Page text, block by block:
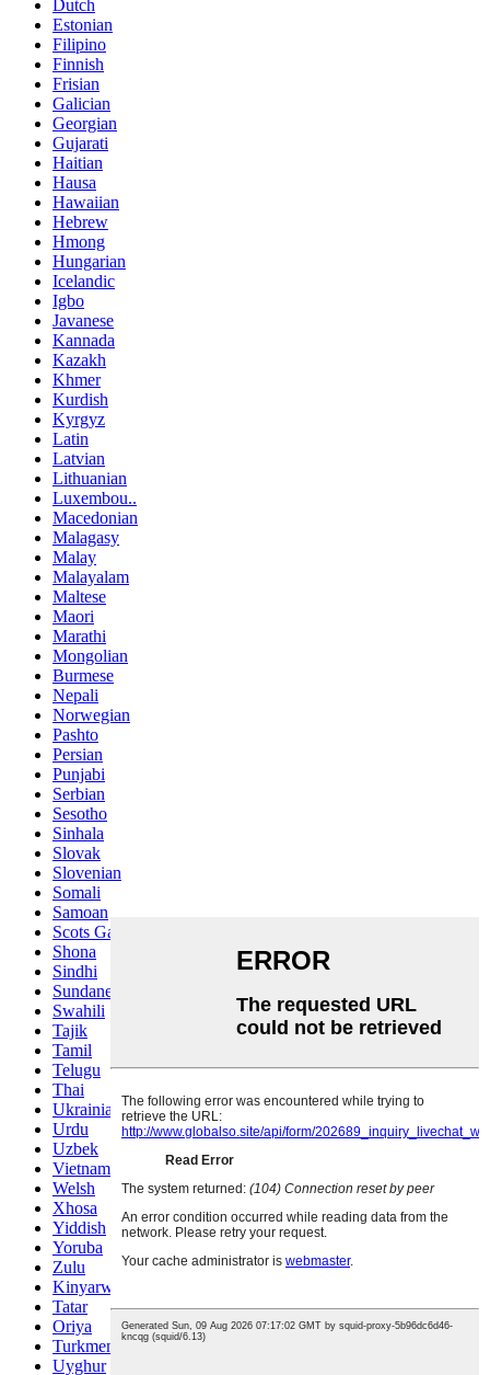
Dutch
Estonian
Filipino
Finnish
Frisian
Galician
Georgian
Gujarati
Haitian
Hausa
Hawaiian
Hebrew
Hmong
Hungarian
Icelandic
Igbo
Javanese
Kannada
Kazakh
Khmer
Kurdish
Kyrgyz
Latin
Latvian
Lithuanian
Luxembou..
Macedonian
Malagasy
Malay
Malayalam
Maltese
Maori
Marathi
Mongolian
Burmese
Nepali
Norwegian
Pashto
Persian
Punjabi
Serbian
Sesotho
Sinhala
Slovak
Slovenian
Somali
Samoan
Scots Gaelic
Shona
Sindhi
Sundanese
Swahili
Tajik
Tamil
Telugu
Thai
Ukrainian
Urdu
Uzbek
Vietnamese
Welsh
Xhosa
Yiddish
Yoruba
Zulu
Kinyarwanda
Tatar
Oriya
Turkmen
Uyghur